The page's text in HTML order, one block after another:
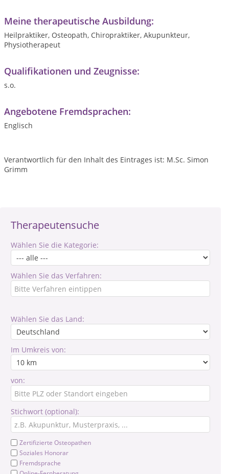
Therapeutensuche
Wählen Sie die Kategorie:
Wählen Sie das Verfahren:
Wählen Sie das Land:
Im Umkreis von:
von:
Stichwort (optional):
Zertifizierte Osteopathen
Soziales Honorar
Fremdsprache
Meine therapeutische Ausbildung:
Heilpraktiker, Osteopath, Chiropraktiker, Akupunkteur,
Physiotherapeut
Qualifikationen und Zeugnisse:
s.o.
Angebotene Fremdsprachen:
Englisch
Verantwortlich für den Inhalt des Eintrages ist: M.Sc. Simon
Grimm